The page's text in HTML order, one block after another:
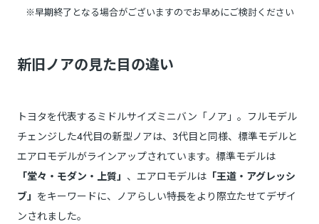
※早期終了となる場合がございますのでお早めにご検討ください
新旧ノアの見た目の違い
トヨタを代表するミドルサイズミニバン「ノア」。フルモデル
チェンジした4代目の新型ノアは、3代目と同様、標準モデルと
エアロモデルがラインアップされています。標準モデルは
「堂々・モダン・上質」 、エアロモデルは 「王道・アグレッシ
ブ」 をキーワードに、ノアらしい特長をより際立たせてデザイ
ンされました。